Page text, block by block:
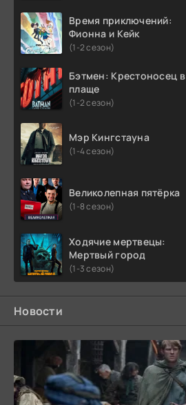
Время приключений:
Фионна и Кейк
(1-2 сезон)
Бэтмен: Крестоносец в
плаще
(1-2 сезон)
Мэр Кингстауна
(1-4 сезон)
Великолепная пятёрка
(1-8 сезон)
Ходячие мертвецы:
Мертвый город
(1-3 сезон)
Новости